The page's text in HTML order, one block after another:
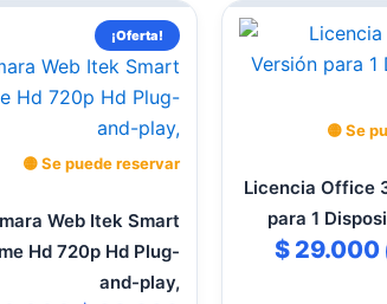
¡Oferta!
🟡 Se puede reservar
Web Itek Smart
Hd 720p Hd Plug-
and-play,
El
precio
original
era:
$ 140.000.
El
precio
es:
$ 99.999.
🟡 Se
Licencia Office
para 1
$ 29.000